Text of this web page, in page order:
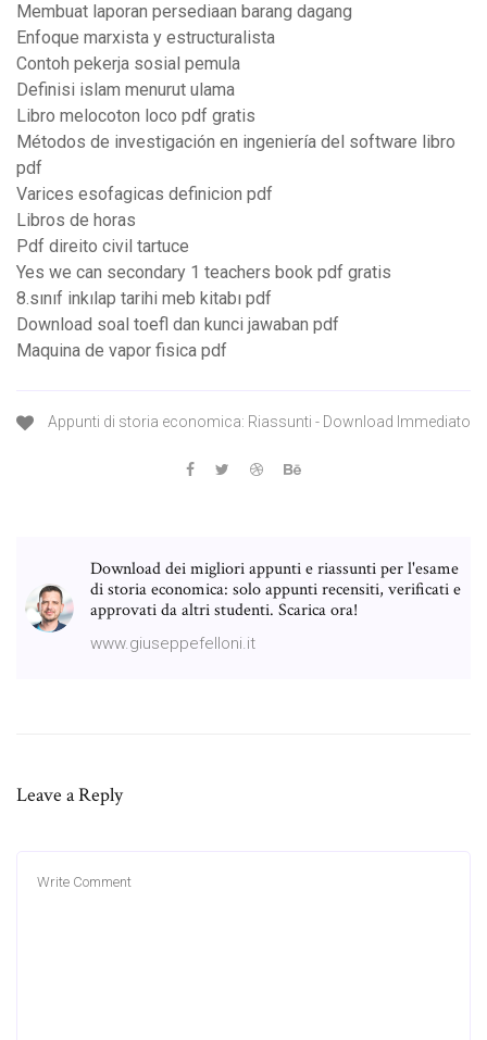
Membuat laporan persediaan barang dagang
Enfoque marxista y estructuralista
Contoh pekerja sosial pemula
Definisi islam menurut ulama
Libro melocoton loco pdf gratis
Métodos de investigación en ingeniería del software libro
pdf
Varices esofagicas definicion pdf
Libros de horas
Pdf direito civil tartuce
Yes we can secondary 1 teachers book pdf gratis
8.sınıf inkılap tarihi meb kitabı pdf
Download soal toefl dan kunci jawaban pdf
Maquina de vapor fisica pdf
Appunti di storia economica: Riassunti - Download Immediato
Download dei migliori appunti e riassunti per l'esame
di storia economica: solo appunti recensiti, verificati e
approvati da altri studenti. Scarica ora!
www.giuseppefelloni.it
Leave a Reply